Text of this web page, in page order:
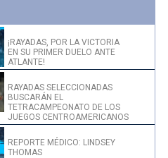
¡RAYADAS, POR LA VICTORIA
EN SU PRIMER DUELO ANTE
ATLANTE!
RAYADAS SELECCIONADAS
BUSCARÁN EL
TETRACAMPEONATO DE LOS
JUEGOS CENTROAMERICANOS
REPORTE MÉDICO: LINDSEY
THOMAS